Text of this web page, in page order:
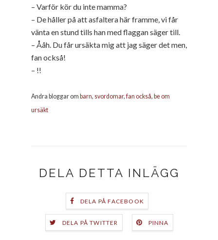
– Varför kör du inte mamma?
– De håller på att asfaltera här framme, vi får
vänta en stund tills han med flaggan säger till.
– Ååh. Du får ursäkta mig att jag säger det men,
fan också!
– !!
Andra bloggar om barn, svordomar,fan också, be om
ursäkt
DELA DETTA INLÄGG
DELA PÅ FACEBOOK
DELA PÅ TWITTER PINNA